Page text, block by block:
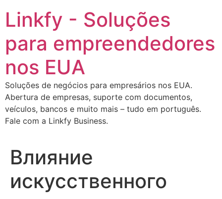
conteúdo
Linkfy - Soluções
para empreendedores
nos EUA
Soluções de negócios para empresários nos EUA.
Abertura de empresas, suporte com documentos,
veículos, bancos e muito mais – tudo em português.
Fale com a Linkfy Business.
Влияние
искусственного